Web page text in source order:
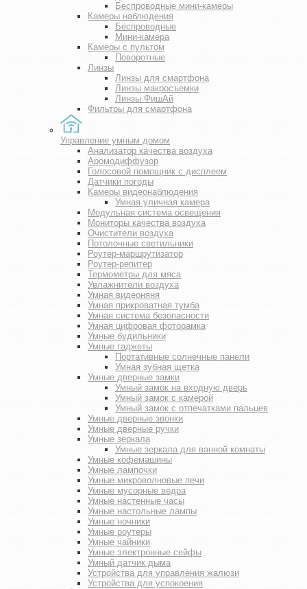
Беспроводные мини-камеры
Камеры наблюдения
Беспроводные
Мини-камера
Камеры с пультом
Поворотные
Линзы
Линзы для смартфона
Линзы макросъемки
Линзы ФишАй
Фильтры для смартфона
Управление умным домом
Анализатор качества воздуха
Аромодиффузор
Голосовой помощник с дисплеем
Датчики погоды
Камеры видеонаблюдения
Умная уличная камера
Модульная система освещения
Мониторы качества воздуха
Очистители воздуха
Потолочные светильники
Роутер-маршрутизатор
Роутер-репитер
Термометры для мяса
Увлажнители воздуха
Умная видеоняня
Умная прикроватная тумба
Умная система безопасности
Умная цифровая фоторамка
Умные будильники
Умные гаджеты
Портативные солнечные панели
Умная зубная щетка
Умные дверные замки
Умный замок на входную дверь
Умный замок с камерой
Умный замок с отпечатками пальцев
Умные дверные звонки
Умные дверные ручки
Умные зеркала
Умные зеркала для ванной комнаты
Умные кофемашины
Умные лампочки
Умные микроволновые печи
Умные мусорные ведра
Умные настенные часы
Умные настольные лампы
Умные ночники
Умные роутеры
Умные чайники
Умные электронные сейфы
Умный датчик дыма
Устройства для управления жалюзи
Устройства для успокоения